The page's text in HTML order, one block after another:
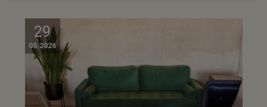
29
05.2026